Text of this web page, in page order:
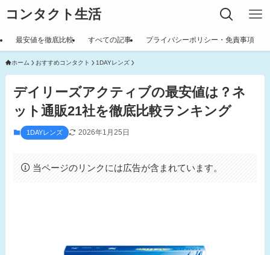
コンタクト生活
最安値を徹底比較 すべての記事 プライバシーポリシー・免責事項
ホーム おすすめコンタクト 1DAYレンズ
デイリーズアクティブの最安値は？ネ
ット通販21社を徹底比較ランキング
1DAYレンズ 2026年1月25日
当ページのリンクには広告が含まれています。